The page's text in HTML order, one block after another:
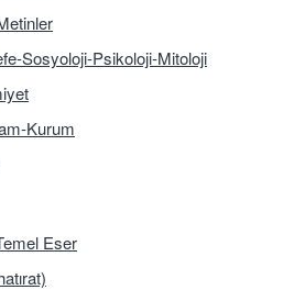
Sosyoloji-Psikoloji-Mitoloji
Kurum
Eser